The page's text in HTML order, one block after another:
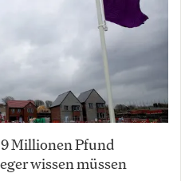
Millionen Pfund
wissen müssen